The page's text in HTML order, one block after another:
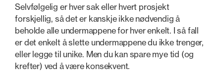
Selvfølgelig er hver sak eller hvert prosjekt
forskjellig, så det er kanskje ikke nødvendig å
beholde alle undermappene for hver enkelt. I så fall
er det enkelt å slette undermappene du ikke trenger,
eller legge til unike. Men du kan spare mye tid (og
krefter) ved å være konsekvent.